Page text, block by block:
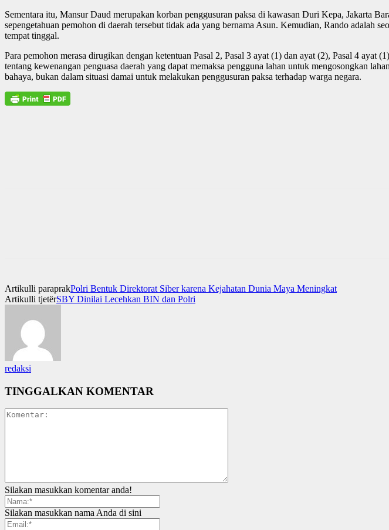
Sementara itu, Mansur Daud merupakan korban penggusuran paksa di kawasan Duri Kepa, Jakarta
sepengetahuan pemohon di daerah tersebut tidak ada yang bernama Asun. Kemudian, Rando adalah
tempat tinggal.
Para pemohon merasa dirugikan dengan ketentuan Pasal 2, Pasal 3 ayat (1) dan ayat (2), Pasal 4
tentang kewenangan penguasa daerah yang dapat memaksa pengguna lahan untuk mengosongkan
bahaya, bukan dalam situasi damai untuk melakukan penggusuran paksa terhadap warga negara.
Artikulli paraprakPolri Bentuk Direktorat Siber karena Kejahatan Dunia Maya Meningkat
Artikulli tjetërSBY Dinilai Lecehkan BIN dan Polri
redaksi
TINGGALKAN KOMENTAR
Silakan masukkan komentar anda!
Silakan masukkan nama Anda di sini